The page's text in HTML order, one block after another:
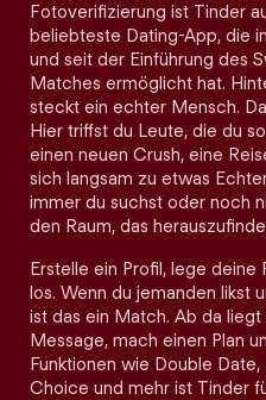
Fotoverifizierung ist Tinder
beliebteste Dating-App, die
und seit der Einführung des
Matches ermöglicht hat.
steckt ein echter Mensch.
Hier triffst du Leute, die du
einen neuen Crush, eine
sich langsam zu etwas
immer du suchst oder noch
den Raum, das
Erstelle ein Profil, lege
los. Wenn du jemanden likst
ist das ein Match. Ab da
Message, mach einen Plan
Funktionen wie Double
Choice und mehr ist Tinder